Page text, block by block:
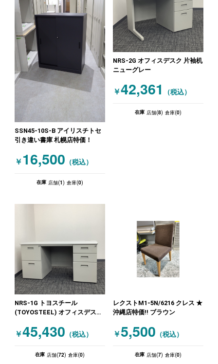
SSN45-10S-B アイリスチトセ
引き違い書庫 札幌店特価！
￥ 16,500 （税込）
在庫 店舗(1) 倉庫(0)
NRS-2G オフィスデスク 片袖机
ニューグレー
￥42,361 （税込）
在庫 店舗(8) 倉庫(0)
NRS-1G トヨスチール
(TOYOSTEEL) オフィスデスク
ーグレー
￥45,430 （税込）
在庫 店舗(72) 倉庫(0)
レクストM1-5N/6216 クレス ★
沖縄店特価!! ブラウン
￥5,500 （税込）
在庫 店舗(7) 倉庫(0)